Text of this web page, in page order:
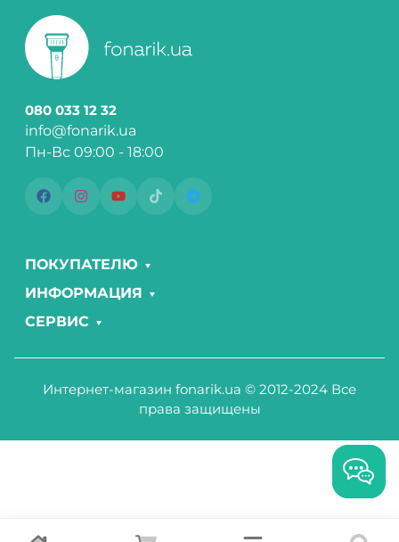
080 033 12 32
info@fonarik.ua
Пн-Вс 09:00 - 18:00
ПОКУПАТЕЛЮ
ИНФОРМАЦИЯ
СЕРВИС
Интернет-магазин fonarik.ua © 2012-2024 Все
права защищены